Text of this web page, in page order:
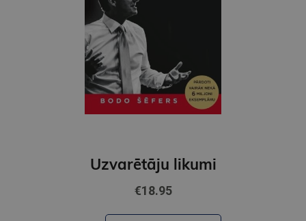
Uzvarētāju likumi
€18.95